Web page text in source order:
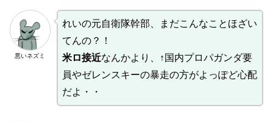
悪いネズミ
れいの元自衛隊幹部、まだこんなことほざい
てんの？！
米ロ接近なんかより、↑国内プロパガンダ要
員やゼレンスキーの暴走の方がよっぽど心配
だよ・・